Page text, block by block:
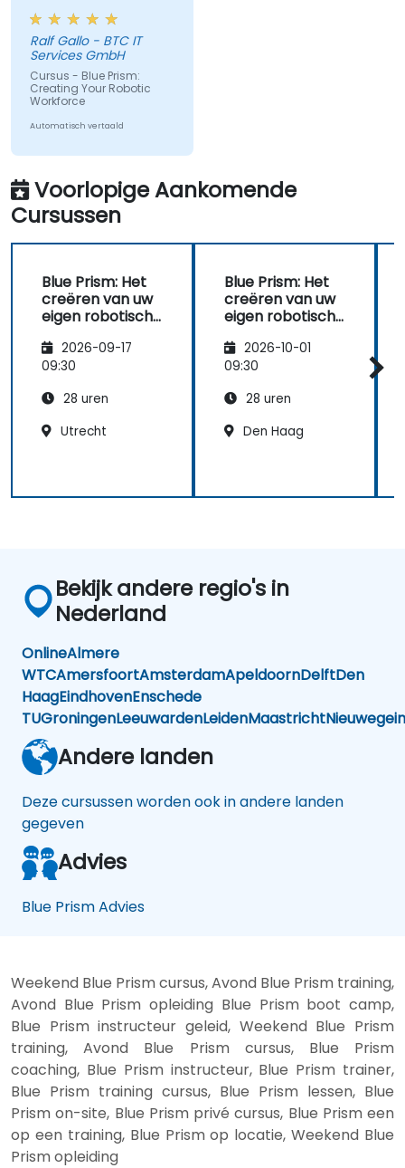
Ralf Gallo - BTC IT
Services GmbH
Cursus - Blue Prism:
Creating Your Robotic
Workforce
Automatisch vertaald
Voorlopige Aankomende
Cursussen
Blue Prism: Het
creëren van uw
eigen robotische
2026-09-17
09:30
28 uren
Utrecht
Blue Prism: Het
creëren van uw
eigen robotische
2026-10-01
09:30
28 uren
Den Haag
Bekijk andere regio's in
Nederland
OnlineAlmere
WTCAmersfoortAmsterdamApeldoornDelftDen
HaagEindhovenEnschede
TUGroningenLeeuwardenLeidenMaastrichtNieuwegein
Andere landen
Deze cursussen worden ook in andere landen
gegeven
Advies
Blue Prism Advies
Weekend Blue Prism cursus, Avond Blue Prism training,
Avond Blue Prism opleiding Blue Prism boot camp,
Blue Prism instructeur geleid, Weekend Blue Prism
training, Avond Blue Prism cursus, Blue Prism
coaching, Blue Prism instructeur, Blue Prism trainer,
Blue Prism training cursus, Blue Prism lessen, Blue
Prism on-site, Blue Prism privé cursus, Blue Prism een
op een training, Blue Prism op locatie, Weekend Blue
Prism opleiding